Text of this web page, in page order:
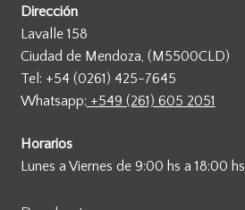
Dirección
Lavalle 158
Ciudad de Mendoza, (M5500CLD)
Tel: +54 (0261) 425-7645
Whatsapp: +549 (261) 605 2051
Horarios
Lunes a Viernes de 9:00 hs a 18:00 hs